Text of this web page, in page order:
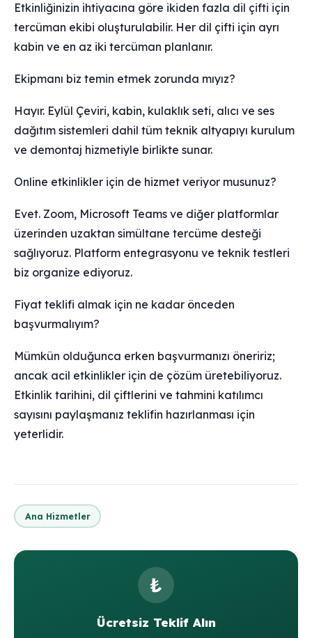
Etkinliğinizin ihtiyacına göre ikiden fazla dil çifti için
tercüman ekibi oluşturulabilir. Her dil çifti için ayrı
kabin ve en az iki tercüman planlanır.
Ekipmanı biz temin etmek zorunda mıyız?
Hayır. Eylül Çeviri, kabin, kulaklık seti, alıcı ve ses
dağıtım sistemleri dahil tüm teknik altyapıyı kurulum
ve demontaj hizmetiyle birlikte sunar.
Online etkinlikler için de hizmet veriyor musunuz?
Evet. Zoom, Microsoft Teams ve diğer platformlar
üzerinden uzaktan simültane tercüme desteği
sağlıyoruz. Platform entegrasyonu ve teknik testleri
biz organize ediyoruz.
Fiyat teklifi almak için ne kadar önceden
başvurmalıyım?
Mümkün olduğunca erken başvurmanızı öneririz;
ancak acil etkinlikler için de çözüm üretebiliyoruz.
Etkinlik tarihini, dil çiftlerini ve tahmini katılımcı
sayısını paylaşmanız teklifin hazırlanması için
yeterlidir.
Ana Hizmetler
₺
Ücretsiz Teklif Alın